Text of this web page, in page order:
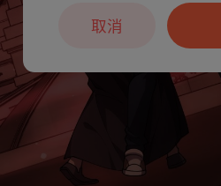
取消